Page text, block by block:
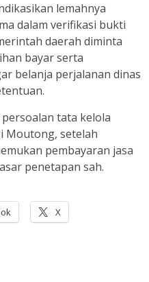
lemahnya
dalam verifikasi bukti
daerah diminta
bayar serta
belanja perjalanan dinas
tata kelola
Moutong, setelah
pembayaran jasa
penetapan sah.
X